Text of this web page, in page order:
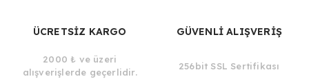
ÜCRETSİZ KARGO
2000 ₺ ve üzeri
alışverişlerde geçerlidir.
GÜVENLİ ALIŞVERİŞ
256bit SSL Sertifikası